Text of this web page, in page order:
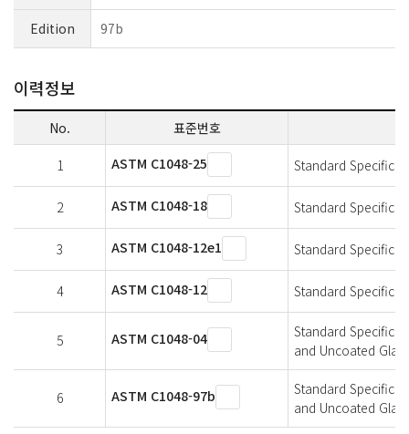
Edition 97b
이력정보
No. 표준번호
1 ASTM C1048-25 Standard
2 ASTM C1048-18 Standard
3 ASTM C1048-12e1 Standard
4 ASTM C1048-12 Standard
5 ASTM C1048-04
Standard
and Uncoated Glass
6 ASTM C1048-97b
Standard
and Uncoated Glass